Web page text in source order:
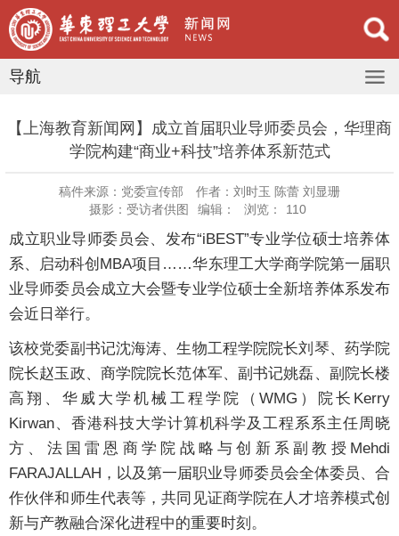
导航
【上海教育新闻网】成立首届职业导师委员会，华理商
学院构建“商业+科技”培养体系新范式
稿件来源：党委宣传部
作者：刘时玉 陈蕾 刘显珊
摄影：受访者供图
编辑： 浏览： 110
成立职业导师委员会、发布“iBEST”专业学位硕士培养体
系、启动科创MBA项目……华东理工大学商学院第一届职
业导师委员会成立大会暨专业学位硕士全新培养体系发布
会近日举行。
该校党委副书记沈海涛、生物工程学院院长刘琴、药学院
院长赵玉政、商学院院长范体军、副书记姚磊、副院长楼
高翔、华威大学机械工程学院（WMG）院长Kerry
Kirwan、香港科技大学计算机科学及工程系系主任周晓
方、法国雷恩商学院战略与创新系副教授Mehdi
FARAJALLAH，以及第一届职业导师委员会全体委员、合
作伙伴和师生代表等，共同见证商学院在人才培养模式创
新与产教融合深化进程中的重要时刻。